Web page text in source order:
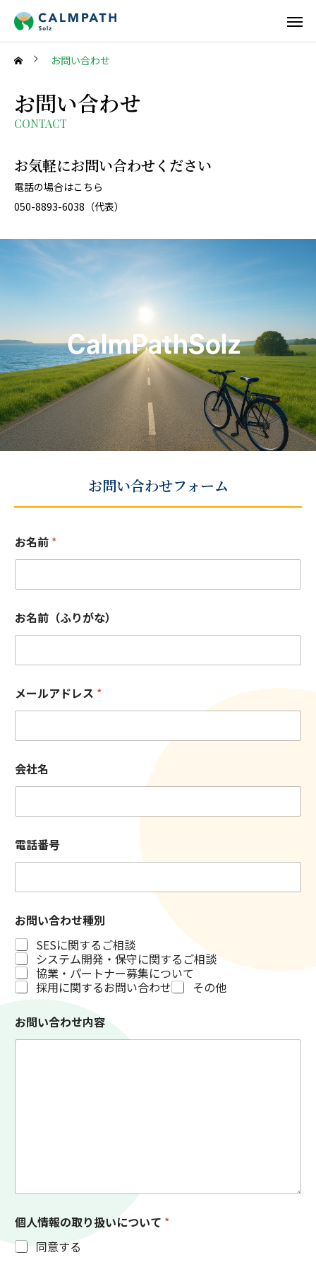
お問い合わせ
お問い合わせ
CONTACT
お気軽にお問い合わせください
電話の場合はこちら
050-8893-6038（代表）
お問い合わせフォーム
お名前 *
お名前（ふりがな）
メールアドレス *
問
い
わ
種
別
個
情
の
り
扱
い
に
い
て
*
会社名
電話番号
お問い合わせ種別
SESに関するご相談
システム開発・保守に関するご相談
協業・パートナー募集について
採用に関するお問い合わせ
その他
お問い合わせ内容
個人情報の取り扱いについて *
同意する